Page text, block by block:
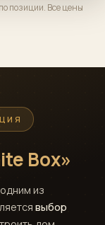
позиции. Все цены
Box»
из
выбор